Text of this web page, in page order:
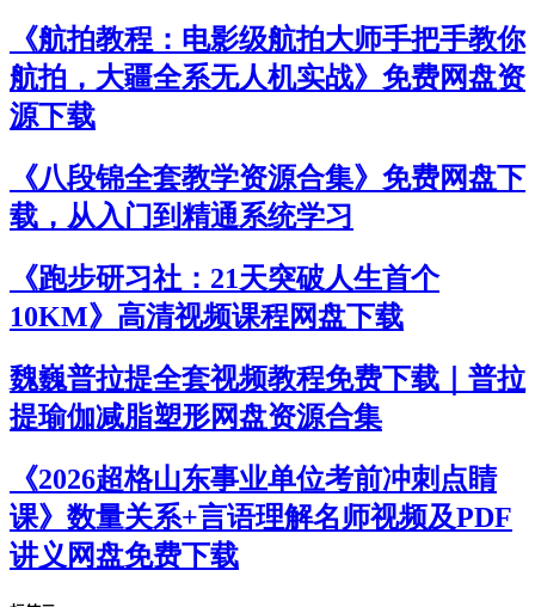
《航拍教程：电影级航拍大师手把手教你
航拍，大疆全系无人机实战》免费网盘资
源下载
《八段锦全套教学资源合集》免费网盘下
载，从入门到精通系统学习
《跑步研习社：21天突破人生首个
10KM》高清视频课程网盘下载
魏巍普拉提全套视频教程免费下载｜普拉
提瑜伽减脂塑形网盘资源合集
《2026超格山东事业单位考前冲刺点睛
课》数量关系+言语理解名师视频及PDF
讲义网盘免费下载